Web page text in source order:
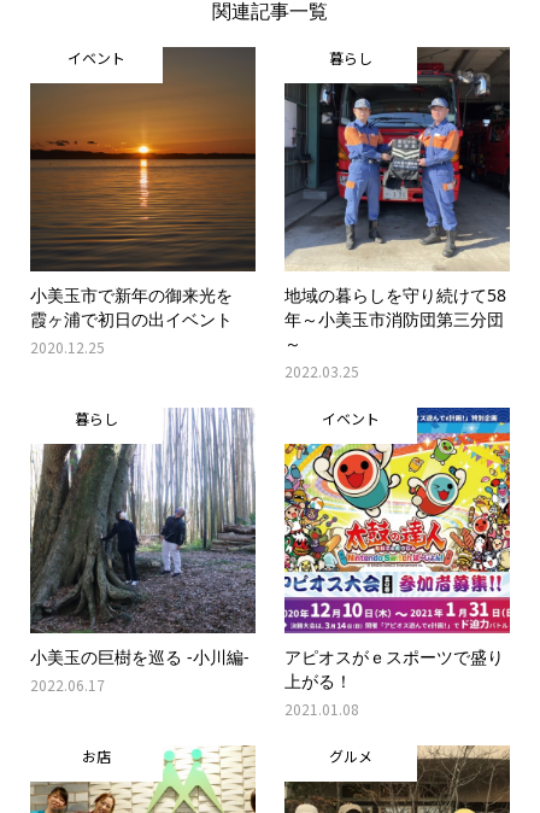
関連記事一覧
イベント
小美玉市で新年の御来光を
霞ヶ浦で初日の出イベント
2020.12.25
暮らし
地域の暮らしを守り続けて58
年～小美玉市消防団第三分団
～
2022.03.25
暮らし
小美玉の巨樹を巡る -小川編-
2022.06.17
イベント
アピオスがｅスポーツで盛り
上がる！
2021.01.08
お店 グルメ